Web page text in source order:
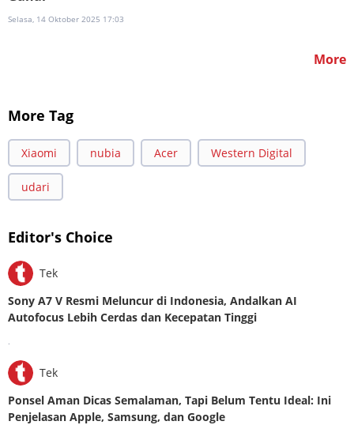
Selasa, 14 Oktober 2025 17:03
More
More Tag
Xiaomi nubia Acer Western Digital
udari
Editor's Choice
Tek
Sony A7 V Resmi Meluncur di Indonesia, Andalkan AI
Autofocus Lebih Cerdas dan Kecepatan Tinggi
Tek
Ponsel Aman Dicas Semalaman, Tapi Belum Tentu Ideal: Ini
Penjelasan Apple, Samsung, dan Google